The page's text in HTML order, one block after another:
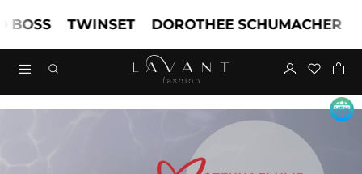
TWINSET DOROTHEE SCHUMACHER